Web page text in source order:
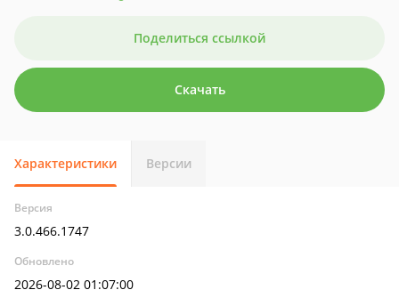
Поделиться ссылкой
Скачать
Характеристики Версии
Версия
3.0.466.1747
Обновлено
2026-08-02 01:07:00